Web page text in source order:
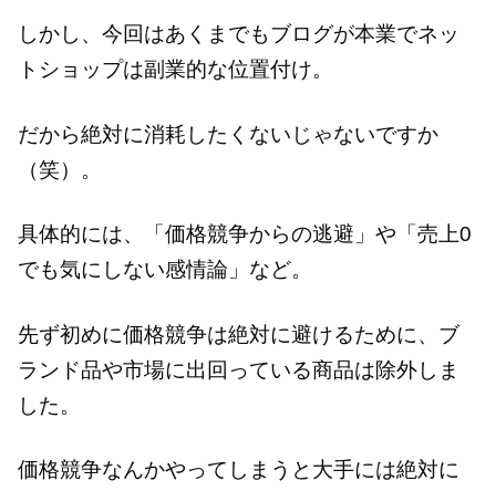
しかし、今回はあくまでもブログが本業でネッ
トショップは副業的な位置付け。
だから絶対に消耗したくないじゃないですか
（笑）。
具体的には、「価格競争からの逃避」や「売上0
でも気にしない感情論」など。
先ず初めに価格競争は絶対に避けるために、ブ
ランド品や市場に出回っている商品は除外しま
した。
価格競争なんかやってしまうと大手には絶対に